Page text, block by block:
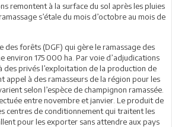
remontent à la surface du sol après les pluies
s’étale du mois d’octobre au mois de
des forêts (DGF) qui gère le ramassage des
environ 175 000 ha. Par voie d’adjudications
des privés l’exploitation de la production de
appel à des ramasseurs de la région pour les
selon l’espèce de champignon ramassée.
entre novembre et janvier. Le produit de
centres de conditionnement qui traitent les
pour les exporter sans attendre aux pays